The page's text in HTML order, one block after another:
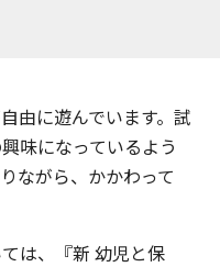
由に遊んでいます。試
味になっているよう
ながら、かかわって
は、『新 幼児と保